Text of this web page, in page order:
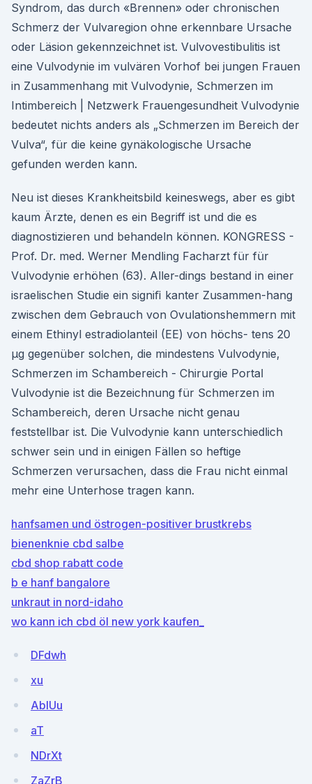
Syndrom, das durch «Brennen» oder chronischen
Schmerz der Vulvaregion ohne erkennbare Ursache
oder Läsion gekennzeichnet ist. Vulvovestibulitis ist
eine Vulvodynie im vulvären Vorhof bei jungen Frauen
in Zusammenhang mit Vulvodynie, Schmerzen im
Intimbereich | Netzwerk Frauengesundheit Vulvodynie
bedeutet nichts anders als „Schmerzen im Bereich der
Vulva“, für die keine gynäkologische Ursache
gefunden werden kann.
Neu ist dieses Krankheitsbild keineswegs, aber es gibt
kaum Ärzte, denen es ein Begriff ist und die es
diagnostizieren und behandeln können. KONGRESS -
Prof. Dr. med. Werner Mendling Facharzt für für
Vulvodynie erhöhen (63). Aller-dings bestand in einer
israelischen Studie ein signiﬁ kanter Zusammen-hang
zwischen dem Gebrauch von Ovulationshemmern mit
einem Ethinyl estradiolanteil (EE) von höchs- tens 20
μg gegenüber solchen, die mindestens Vulvodynie,
Schmerzen im Schambereich - Chirurgie Portal
Vulvodynie ist die Bezeichnung für Schmerzen im
Schambereich, deren Ursache nicht genau
feststellbar ist. Die Vulvodynie kann unterschiedlich
schwer sein und in einigen Fällen so heftige
Schmerzen verursachen, dass die Frau nicht einmal
mehr eine Unterhose tragen kann.
hanfsamen und östrogen-positiver brustkrebs
bienenknie cbd salbe
cbd shop rabatt code
b e hanf bangalore
unkraut in nord-idaho
wo kann ich cbd öl new york kaufen_
DFdwh
xu
AblUu
aT
NDrXt
ZaZrB